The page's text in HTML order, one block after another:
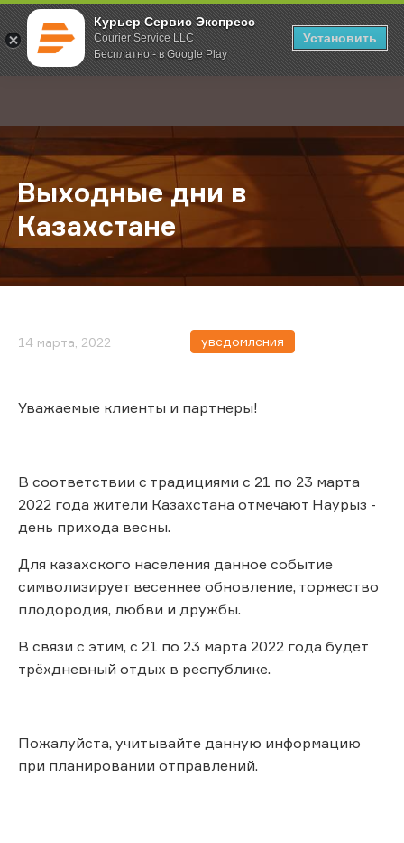
Курьер Сервис Экспресс
Courier Service LLC
Бесплатно - в Google Play
Установить
; Главная О компании Новости Выходные дни в Казахстане
Выходные дни в
Казахстане
14 марта, 2022 уведомления
Уважаемые клиенты и партнеры!
В соответствии с традициями с 21 по 23 марта
2022 года жители Казахстана отмечают Наурыз -
день прихода весны.
Для казахского населения данное событие
символизирует весеннее обновление, торжество
плодородия, любви и дружбы.
В связи с этим, с 21 по 23 марта 2022 года будет
трёхдневный отдых в республике.
Пожалуйста, учитывайте данную информацию
при планировании отправлений.